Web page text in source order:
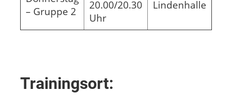
– Gruppe 2
20.00/20.30
Uhr
Lindenhalle
Trainingsort: